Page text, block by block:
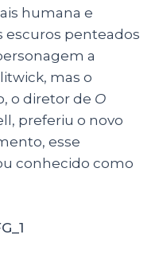
humana e
escuros penteados
a
mas o
o diretor de O
preferiu o novo
esse
conhecido como